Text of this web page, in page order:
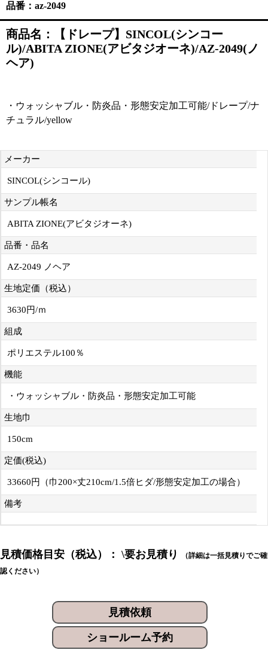
品番：az-2049
商品名：【ドレープ】SINCOL(シンコー
ル)/ABITA ZIONE(アビタジオーネ)/AZ-2049(ノ
ヘア)
・ウォッシャブル・防炎品・形態安定加工可能/ドレープ/ナ
チュラル/yellow
メーカー
SINCOL(シンコール)
サンプル帳名
ABITA ZIONE(アビタジオーネ)
品番・品名
AZ-2049 ノヘア
生地定価（税込）
3630円/ｍ
組成
ポリエステル100％
機能
・ウォッシャブル・防炎品・形態安定加工可能
生地巾
150cm
定価(税込)
33660円（巾200×丈210cm/1.5倍ヒダ/形態安定加工の場合）
備考
見積価格目安（税込）： \要お見積り
（詳細は一括見積りでご確
認ください）
見積依頼
ショールーム予約